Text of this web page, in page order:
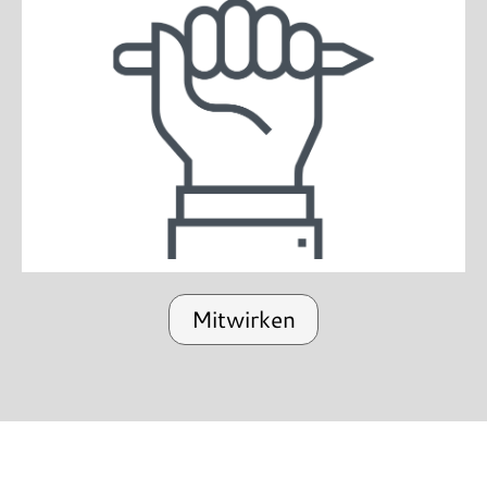
Mitwirken